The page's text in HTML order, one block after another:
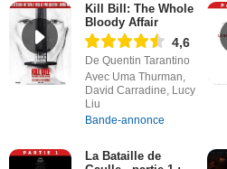
Kill Bill: The Whole
Bloody Affair
4,6
De Quentin Tarantino
Avec Uma Thurman,
David Carradine, Lucy
Liu
Bande-annonce
La Bataille de